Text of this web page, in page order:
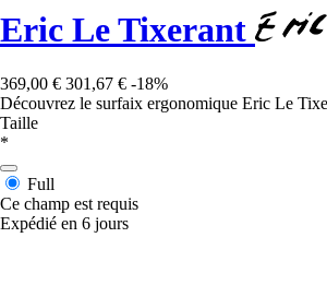
Eric Le Tixerant
369,00 € 301,67 € -18%
Découvrez le surfaix ergonomique Eric Le
Taille
*
Full
Ce champ est requis
Expédié en 6 jours